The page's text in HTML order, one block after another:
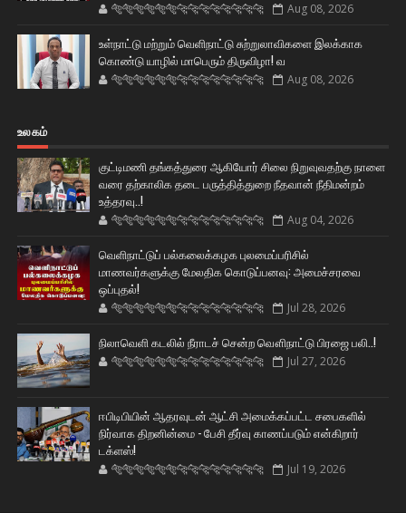
🐅🐅🐅🐅🐅🐅🐆🐆🐆🐆🐆🐆🐆🐆 Aug 08, 2026
உள்நாட்டு மற்றும் வெளிநாட்டு சுற்றுலாவிகளை இலக்காக
கொண்டு யாழில் மாபெரும் திருவிழா! வ
🐅🐅🐅🐅🐅🐅🐆🐆🐆🐆🐆🐆🐆🐆 Aug 08, 2026
உலகம்
குட்டிமணி தங்கத்துரை ஆகியோர் சிலை நிறுவுவதற்கு நாளை
வரை தற்காலிக தடை பருத்தித்துறை நீதவான் நீதிமன்றம்
உத்தரவு..!
🐅🐅🐅🐅🐅🐅🐆🐆🐆🐆🐆🐆🐆🐆 Aug 04, 2026
வெளிநாட்டுப் பல்கலைக்கழக புலமைப்பரிசில்
மாணவர்களுக்கு மேலதிக கொடுப்பனவு: அமைச்சரவை
ஒப்புதல்!
🐅🐅🐅🐅🐅🐅🐆🐆🐆🐆🐆🐆🐆🐆 Jul 28, 2026
நிலாவெளி கடலில் நீராடச் சென்ற வௌிநாட்டு பிரஜை பலி..!
🐅🐅🐅🐅🐅🐅🐆🐆🐆🐆🐆🐆🐆🐆 Jul 27, 2026
ஈபிடிபியின் ஆதரவுடன் ஆட்சி அமைக்கப்பட்ட சபைகளில்
நிர்வாக திறனின்மை - பேசி தீர்வு காணப்படும் என்கிறார்
டக்ளஸ்!
🐅🐅🐅🐅🐅🐅🐆🐆🐆🐆🐆🐆🐆🐆 Jul 19, 2026